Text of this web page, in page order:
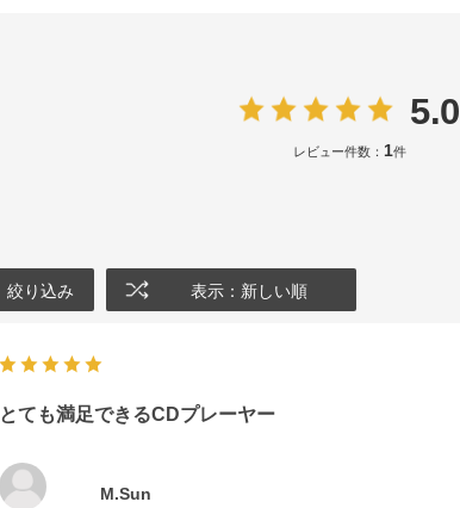
5.0
レビュー件数： 1件
絞り込み 表示：新しい順
とても満足できるCDプレーヤー
M.Sun